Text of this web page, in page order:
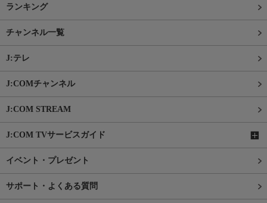
ランキング
チャンネル一覧
J:テレ
J:COMチャンネル
J:COM STREAM
J:COM TVサービスガイド
イベント・プレゼント
サポート・よくある質問